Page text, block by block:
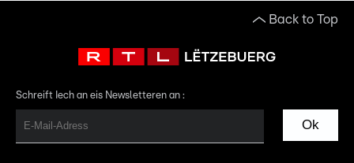
Back to Top
Schreift Iech an eis Newsletteren an :
Ok